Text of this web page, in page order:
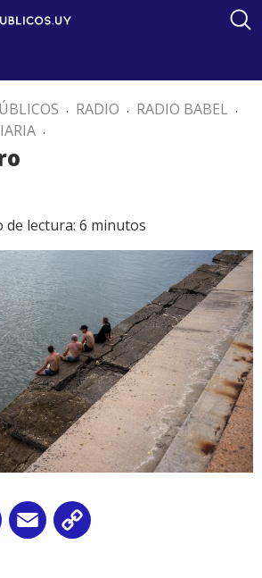
. RADIO . RADIO BABEL .
.
de lectura: 6 minutos
WhatsApp
Email